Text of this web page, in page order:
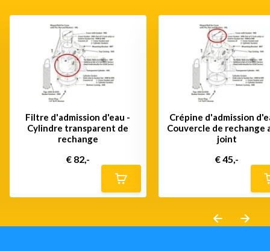
Filtre d'admission d'eau -
Cylindre transparent de
rechange
€ 82,-
Crépine d'admission
Couvercle de rechange
joint
€ 45,-